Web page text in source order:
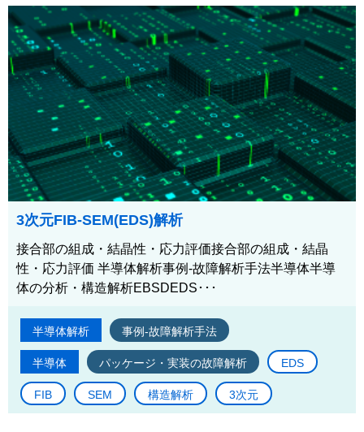
3次元FIB-SEM(EDS)解析
接合部の組成・結晶性・応力評価接合部の組成・結晶
性・応力評価 半導体解析事例-故障解析手法半導体半導
体の分析・構造解析EBSDEDS･･･
半導体解析 事例-故障解析手法
半導体 パッケージ・実装の故障解析 EDS
FIB SEM 構造解析 3次元